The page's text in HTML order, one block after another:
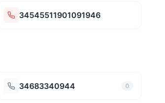
34545511901091946
34683340944 0